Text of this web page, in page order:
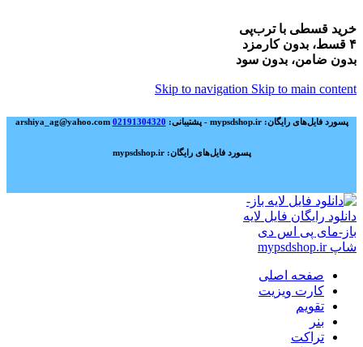
خرید قسطی با ترب‌پی
۴ قسط، بدون کارمزد
بدون ضامن، بدون سود
Skip to navigation Skip to main content
پسورد فایل‌های رایگان: mypsdshop.ir - پشتیبانی: arshiya_ag@yahoo.com 02191304320
پسورد فایل‌های رایگان: mypsdshop.ir
صفحه اصلی
کارت ویزیت
تقویم
بنر
تراکت